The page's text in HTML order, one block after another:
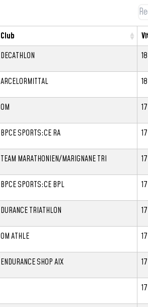
Club
DECATHLON
ARCELORMITTAL
OM
BPCE SPORTS:CE RA
TEAM MARATHONIEN/MARIGNANE TRI
BPCE SPORTS:CE BPL
DURANCE TRIATHLON
OM ATHLE
ENDURANCE SHOP AIX